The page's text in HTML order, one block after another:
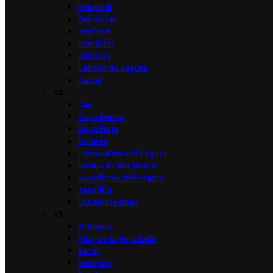
Almoradí
Benejúzar
Benferri
Benijófar
Bigastro
Callosa de Segura
Catral
Cox
Daya Nueva
Daya Vieja
Dolores
Formentera del Segura
Granja de Rocamora
Guardamar del Segura
Jacarilla
Los Montesinos
Orihuela
Pilar de la Horadada
Rafal
Redován